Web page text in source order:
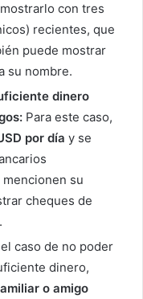
con tres
recientes, que
puede mostrar
su nombre.
dinero
Para este caso,
por día y se
su
cheques de
el caso de no poder
dinero,
o amigo